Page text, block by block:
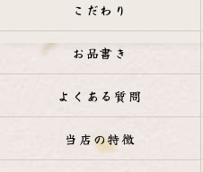
こだわり
お品書き
よくある質問
当店の特徴